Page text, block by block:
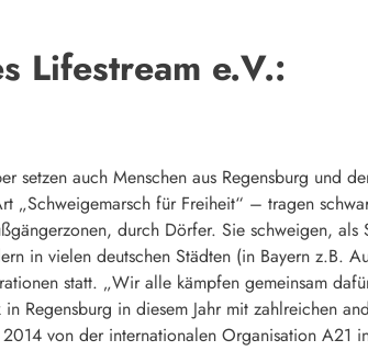
Lifestream e.V.:
setzen auch Menschen aus Regensburg und
„Schweigemarsch für Freiheit“ – tragen
durch Dörfer. Sie schweigen,
in vielen deutschen Städten (in Bayern z.B.
statt. „Wir alle kämpfen gemeinsam
Regensburg in diesem Jahr mit zahlreichen
von der internationalen Organisation A21